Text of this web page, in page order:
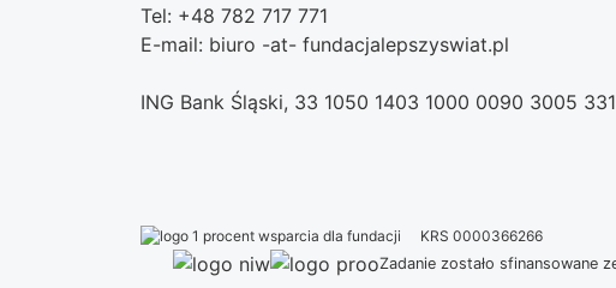
Tel: +48 782 717 771
E-mail: biuro -at- fundacjalepszyswiat.pl
ING Bank Śląski, 33 1050 1403 1000 0090 3005
KRS 0000366266
Zadanie zostało sfinansowane